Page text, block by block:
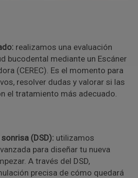
realizamos una evaluación
bucodental mediante un Escáner
(CEREC). Es el momento para
resolver dudas y valorar si las
el tratamiento más adecuado.
(DSD): utilizamos
para diseñar tu nueva
A través del DSD,
precisa de cómo quedará